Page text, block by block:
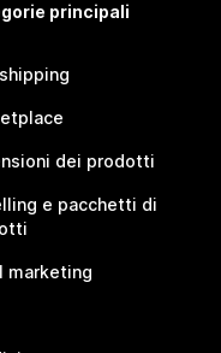
principali
dei prodotti
e pacchetti di
marketing